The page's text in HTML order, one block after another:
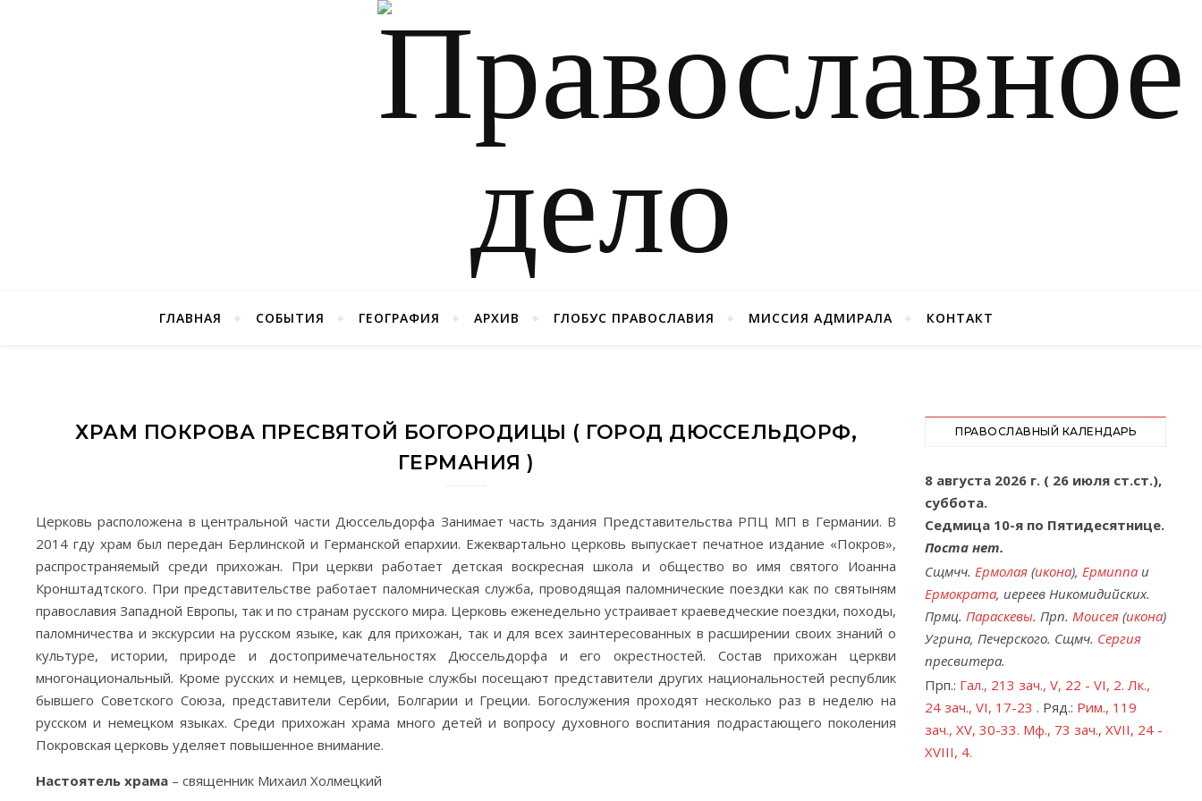
ГЛАВНАЯ СОБЫТИЯ ГЕОГРАФИЯ АРХИВ ГЛОБУС ПРАВОСЛАВИЯ МИССИЯ АДМИРАЛА КОНТАКТ
ХРАМ ПОКРОВА ПРЕСВЯТОЙ БОГОРОДИЦЫ ( ГОРОД ДЮССЕЛЬДОРФ,
ГЕРМАНИЯ )
Церковь расположена в центральной части Дюссельдорфа Занимает часть здания Представительства РПЦ МП в Германии. В
2014 гду храм был передан Берлинской и Германской епархии. Ежеквартально церковь выпускает печатное издание «Покров»,
распространяемый среди прихожан. При церкви работает детская воскресная школа и общество во имя святого Иоанна
Кронштадтского. При представительстве работает паломническая служба, проводящая паломнические поездки как по святыням
православия Западной Европы, так и по странам русского мира. Церковь еженедельно устраивает краеведческие поездки, походы,
паломничества и экскурсии на русском языке, как для прихожан, так и для всех заинтересованных в расширении своих знаний о
культуре, истории, природе и достопримечательностях Дюссельдорфа и его окрестностей. Состав прихожан церкви
многонациональный. Кроме русских и немцев, церковные службы посещают представители других национальностей республик
бывшего Советского Союза, представители Сербии, Болгарии и Греции. Богослужения проходят несколько раз в неделю на
русском и немецком языках. Среди прихожан храма много детей и вопросу духовного воспитания подрастающего поколения
Покровская церковь уделяет повышенное внимание.
Настоятель храма – священник Михаил Холмецкий
ПРАВОСЛАВНЫЙ КАЛЕНДАРЬ
8 августа 2026 г. ( 26 июля ст.ст.),
суббота.
Седмица 10-я по Пятидесятнице.
Поста нет.
Сщмчч. Ермолая (икона), Ермиппа и
Ермократа, иереев Никомидийских.
Прмц. Параскевы. Прп. Моисея (икона)
Угрина, Печерского. Сщмч. Сергия
пресвитера.
Прп.: Гал., 213 зач., V, 22 - VI, 2. Лк.,
24 зач., VI, 17-23 . Ряд.: Рим., 119
зач., XV, 30-33. Мф., 73 зач., XVII, 24 -
XVIII, 4.